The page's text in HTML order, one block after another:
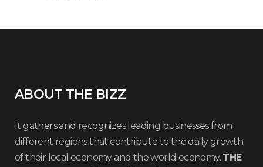
ABOUT THE BIZZ
It gathers and recognizes leading businesses from
different regions that contribute to the daily growth
of their local economy and the world economy. THE